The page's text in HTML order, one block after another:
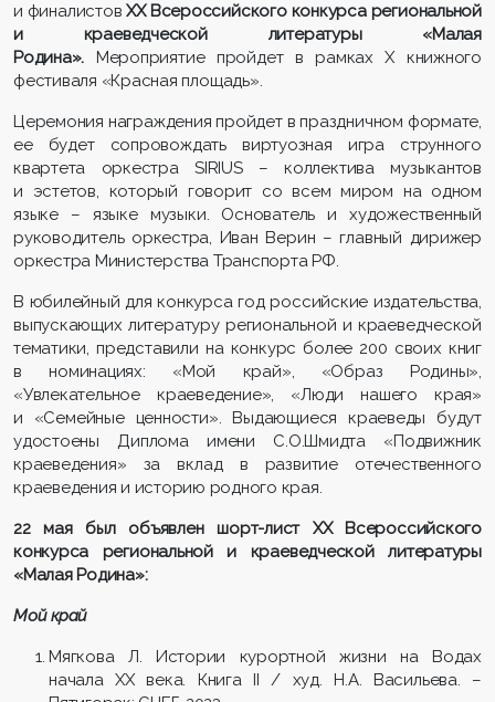
и финалистовXX Всероссийского конкурса региональной
и краеведческой литературы «Малая
Родина». Мероприятие пройдет в рамках X книжного
фестиваля «Красная площадь».
Церемония награждения пройдет в праздничном формате,
ее будет сопровождать виртуозная игра струнного
квартета оркестра SIRIUS – коллектива музыкантов
и эстетов, который говорит со всем миром на одном
языке – языке музыки. Основатель и художественный
руководитель оркестра, Иван Верин – главный дирижер
оркестра Министерства Транспорта РФ.
В юбилейный для конкурса год российские издательства,
выпускающих литературу региональной и краеведческой
тематики, представили на конкурс более 200 своих книг
в номинациях: «Мой край», «Образ Родины»,
«Увлекательное краеведение», «Люди нашего края»
и «Семейные ценности». Выдающиеся краеведы будут
удостоены Диплома имени С.О.Шмидта «Подвижник
краеведения» за вклад в развитие отечественного
краеведения и историю родного края.
22 мая был объявлен шорт-лист XX Всероссийского
конкурса региональной и краеведческой литературы
«Малая Родина»:
Мой край
Мягкова Л. Истории курортной жизни на Водах
начала ХХ века. Книга II / худ. Н.А. Васильева. –